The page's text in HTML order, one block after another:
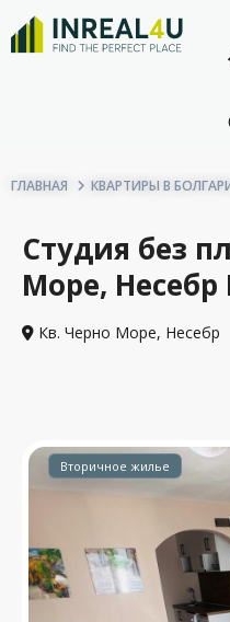
ГЛАВНАЯ КВАРТИРЫ В
Студия без
Море, Несебр
Кв. Черно Море, Несебр
Вторичное жилье